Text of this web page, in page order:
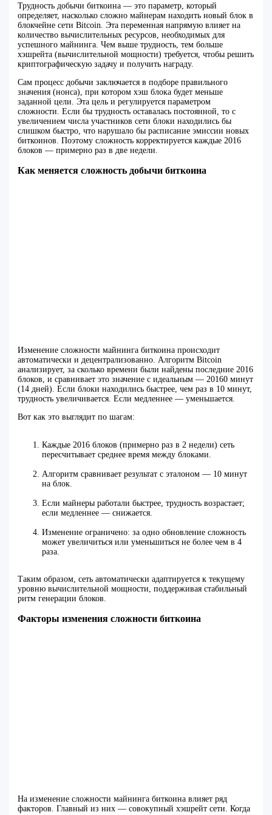
Трудность добычи биткоина — это параметр, который
определяет, насколько сложно майнерам находить новый блок в
блокчейне сети Bitcoin. Эта переменная напрямую влияет на
количество вычислительных ресурсов, необходимых для
успешного майнинга. Чем выше трудность, тем больше
хэшрейта (вычислительной мощности) требуется, чтобы решить
криптографическую задачу и получить награду.
Сам процесс добычи заключается в подборе правильного
значения (нонса), при котором хэш блока будет меньше
заданной цели. Эта цель и регулируется параметром
сложности. Если бы трудность оставалась постоянной, то с
увеличением числа участников сети блоки находились бы
слишком быстро, что нарушало бы расписание эмиссии новых
биткоинов. Поэтому сложность корректируется каждые 2016
блоков — примерно раз в две недели.
Как меняется сложность добычи биткоина
Изменение сложности майнинга биткоина происходит
автоматически и децентрализованно. Алгоритм Bitcoin
анализирует, за сколько времени были найдены последние 2016
блоков, и сравнивает это значение с идеальным — 20160 минут
(14 дней). Если блоки находились быстрее, чем раз в 10 минут,
трудность увеличивается. Если медленнее — уменьшается.
Вот как это выглядит по шагам:
Каждые 2016 блоков (примерно раз в 2 недели) сеть
пересчитывает среднее время между блоками.
Алгоритм сравнивает результат с эталоном — 10 минут
на блок.
Если майнеры работали быстрее, трудность возрастает;
если медленнее — снижается.
Изменение ограничено: за одно обновление сложность
может увеличиться или уменьшиться не более чем в 4
раза.
Таким образом, сеть автоматически адаптируется к текущему
уровню вычислительной мощности, поддерживая стабильный
ритм генерации блоков.
Факторы изменения сложности биткоина
На изменение сложности майнинга биткоина влияет ряд
факторов. Главный из них — совокупный хэшрейт сети. Когда